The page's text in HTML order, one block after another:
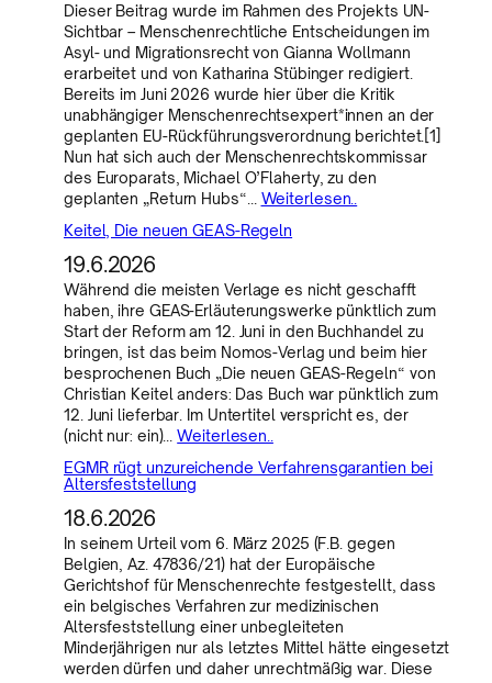
Dieser Beitrag wurde im Rahmen des Projekts UN-
Sichtbar – Menschenrechtliche Entscheidungen im
Asyl- und Migrationsrecht von Gianna Wollmann
erarbeitet und von Katharina Stübinger redigiert.
Bereits im Juni 2026 wurde hier über die Kritik
unabhängiger Menschenrechtsexpert*innen an der
geplanten EU-Rückführungsverordnung berichtet.[1]
Nun hat sich auch der Menschenrechtskommissar
des Europarats, Michael O’Flaherty, zu den
geplanten „Return Hubs“… Weiterlesen..
Keitel, Die neuen GEAS-Regeln
19.6.2026
Während die meisten Verlage es nicht geschafft
haben, ihre GEAS-Erläuterungswerke pünktlich zum
Start der Reform am 12. Juni in den Buchhandel zu
bringen, ist das beim Nomos-Verlag und beim hier
besprochenen Buch „Die neuen GEAS-Regeln“ von
Christian Keitel anders: Das Buch war pünktlich zum
12. Juni lieferbar. Im Untertitel verspricht es, der
(nicht nur: ein)…Weiterlesen..
EGMR rügt unzureichende Verfahrensgarantien bei
Altersfeststellung
18.6.2026
In seinem Urteil vom 6. März 2025 (F.B. gegen
Belgien, Az. 47836/21) hat der Europäische
Gerichtshof für Menschenrechte festgestellt, dass
ein belgisches Verfahren zur medizinischen
Altersfeststellung einer unbegleiteten
Minderjährigen nur als letztes Mittel hätte eingesetzt
werden dürfen und daher unrechtmäßig war. Diese